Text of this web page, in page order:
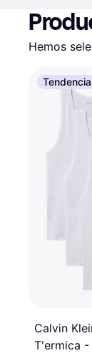
Hemos
Tendencia
Calvin
T'ermica -